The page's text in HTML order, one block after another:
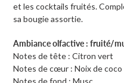
et les cocktails fruités.
sa bougie assortie.
Ambiance olfactive : fruité/
Notes de tête : Citron vert
Notes de cœur : Noix de coco
Notes de fond : Musc